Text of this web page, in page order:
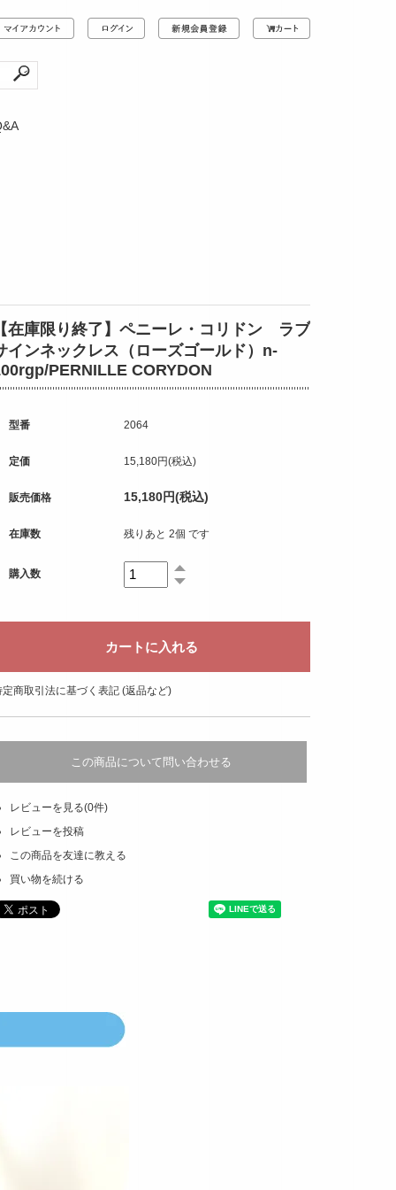
在庫限り終了】ペニーレ・コリドン ラブ
インネックレス（ローズゴールド）n-
PERNILLE CORYDON
型番 2064
定価 15,180円(税込)
販売価格 15,180円(税込)
在庫数 残りあと 2個 です
購入数
定商取引法に基づく表記 (返品など)
この商品について問い合わせる
レビューを見る(0件)
レビューを投稿
この商品を友達に教える
買い物を続ける